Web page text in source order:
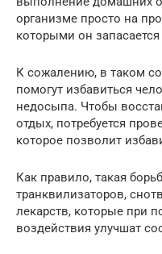
организме просто на
которыми он
К сожалению, в таком
помогут избавиться
недосыпа. Чтобы
отдых, потребуется
которое позволит
Как правило, такая
транквилизаторов,
лекарств, которые при
воздействия улучшат